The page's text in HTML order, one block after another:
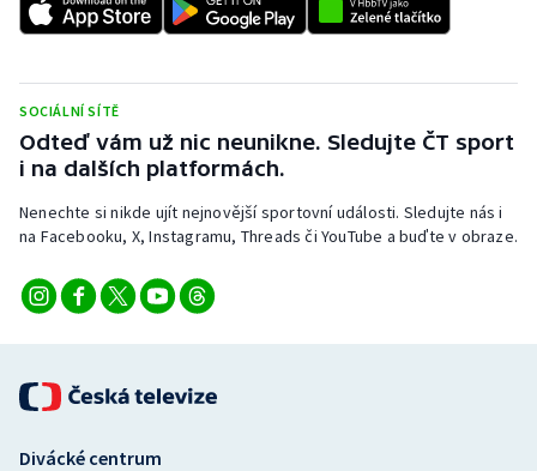
SOCIÁLNÍ SÍTĚ
Odteď vám už nic neunikne. Sledujte ČT sport
i na dalších platformách.
Nenechte si nikde ujít nejnovější sportovní události. Sledujte nás i
na Facebooku, X, Instagramu, Threads či YouTube a buďte v obraze.
Divácké centrum